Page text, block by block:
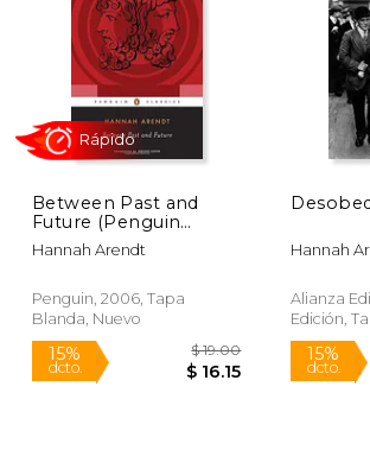
15%
dcto.
Between Past and
Future (Penguin
Classics) (en Inglés)
Hannah Arendt
Penguin, 2006, Tapa
Blanda, Nuevo
Hannah
Alianza
Edición,
Nuevo